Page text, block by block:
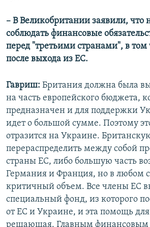
– В Великобритании заявили, что
соблюдать финансовые
перед "третьими странами", в
после выхода из ЕС.
Гавриш: Британия должна была
на часть европейского бюджета,
предназначен и для поддержки
идет о большой сумме. Поэтому
отразится на Украине.
перераспределить между собой
страны ЕС, либо большую часть
Германия и Франция, но в любом
критичный объем. Все члены ЕС
специальный фонд, из которого
от ЕС и Украине, и эта помощь
решающая. Главным финансовым